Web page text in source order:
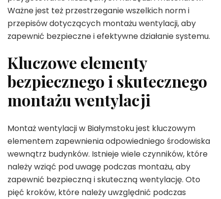
Ważne jest też przestrzeganie wszelkich norm i
przepisów dotyczących montażu wentylacji, aby
zapewnić bezpieczne i efektywne działanie systemu.
Kluczowe elementy
bezpiecznego i skutecznego
montażu wentylacji
Montaż wentylacji w Białymstoku jest kluczowym
elementem zapewnienia odpowiedniego środowiska
wewnątrz budynków. Istnieje wiele czynników, które
należy wziąć pod uwagę podczas montażu, aby
zapewnić bezpieczną i skuteczną wentylację. Oto
pięć kroków, które należy uwzględnić podczas